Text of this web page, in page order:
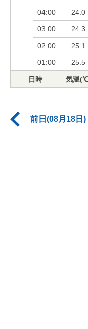
04:00 24.0
03:00 24.3
02:00 25.1
01:00 25.5
日時 気温
前日(08月18日)